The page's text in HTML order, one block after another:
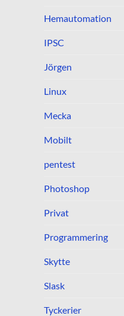
Hemautomation
IPSC
Jörgen
Linux
Mecka
Mobilt
pentest
Photoshop
Privat
Programmering
Skytte
Slask
Tyckerier